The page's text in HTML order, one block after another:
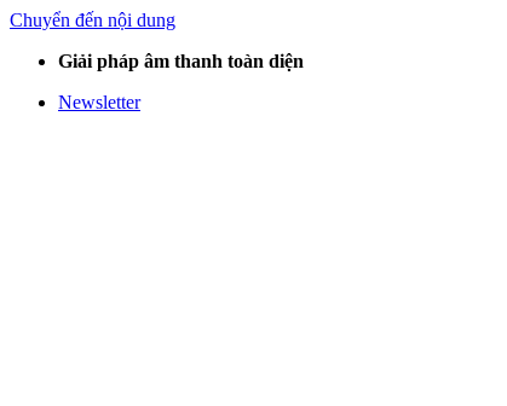
Chuyển đến nội dung
Giải pháp âm thanh toàn diện
Newsletter